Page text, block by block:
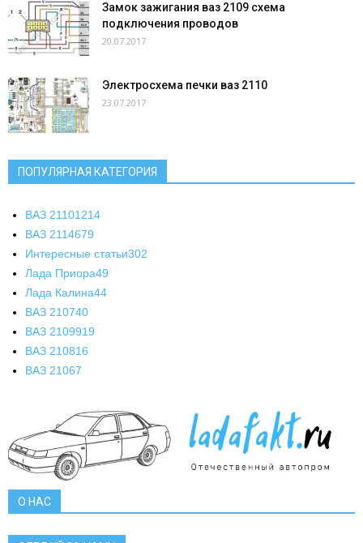
Замок зажигания ваз 2109 схема
подключения проводов
20.07.2017
Электросхема печки ваз 2110
23.07.2017
ПОПУЛЯРНАЯ КАТЕГОРИЯ
ВАЗ 21101214
ВАЗ 2114679
Интересные статьи302
Лада Приора49
Лада Калина44
ВАЗ 210740
ВАЗ 2109919
ВАЗ 210816
ВАЗ 21067
О НАС